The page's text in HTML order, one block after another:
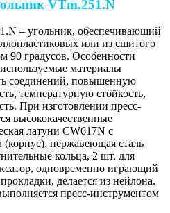
VTm.251.N
– угольник, обеспечивающий
или из сшитого
90 градусов. Особенности
материалы
соединений, повышенную
температурную стойкость,
При изготовлении пресс-
высококачественные
латуни CW617N с
нержавеющая сталь
кольца, 2 шт. для
одновременно играющий
делается из нейлона.
пресс-инструментом